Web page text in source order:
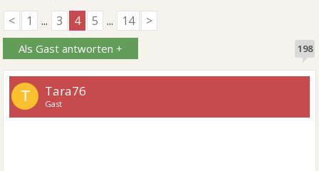
<
1 ... 3 4 5 ... 14 >
Als Gast antworten + 198
T Tara76
Gast